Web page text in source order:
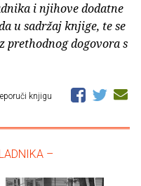
i njihove dodatne
u sadržaj knjige, te se
prethodnog dogovora s
knjigu
–